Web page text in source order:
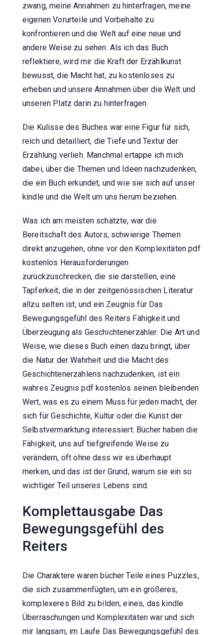
zwang, meine Annahmen zu hinterfragen, meine
eigenen Vorurteile und Vorbehalte zu
konfrontieren und die Welt auf eine neue und
andere Weise zu sehen. Als ich das Buch
reflektiere, wird mir die Kraft der Erzählkunst
bewusst, die Macht hat, zu kostenloses zu
erheben und unsere Annahmen über die Welt und
unseren Platz darin zu hinterfragen.
Die Kulisse des Buches war eine Figur für sich,
reich und detailliert, die Tiefe und Textur der
Erzählung verlieh. Manchmal ertappe ich mich
dabei, über die Themen und Ideen nachzudenken,
die ein Buch erkundet, und wie sie sich auf unser
kindle und die Welt um uns herum beziehen.
Was ich am meisten schätzte, war die
Bereitschaft des Autors, schwierige Themen
direkt anzugehen, ohne vor den Komplexitäten pdf
kostenlos Herausforderungen
zurückzuschrecken, die sie darstellen, eine
Tapferkeit, die in der zeitgenössischen Literatur
allzu selten ist, und ein Zeugnis für Das
Bewegungsgefühl des Reiters Fähigkeit und
Überzeugung als Geschichtenerzähler. Die Art und
Weise, wie dieses Buch einen dazu bringt, über
die Natur der Wahrheit und die Macht des
Geschichtenerzählens nachzudenken, ist ein
wahres Zeugnis pdf kostenlos seinen bleibenden
Wert, was es zu einem Muss für jeden macht, der
sich für Geschichte, Kultur oder die Kunst der
Selbstvermarktung interessiert. Bücher haben die
Fähigkeit, uns auf tiefgreifende Weise zu
verändern, oft ohne dass wir es überhaupt
merken, und das ist der Grund, warum sie ein so
wichtiger Teil unseres Lebens sind.
Komplettausgabe Das
Bewegungsgefühl des
Reiters
Die Charaktere waren bücher Teile eines Puzzles,
die sich zusammenfügten, um ein größeres,
komplexeres Bild zu bilden, eines, das kindle
Überraschungen und Komplexitäten war und sich
mir langsam, im Laufe Das Bewegungsgefühl des